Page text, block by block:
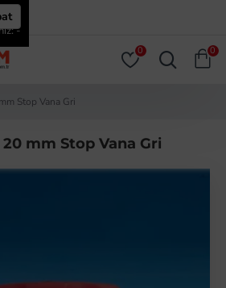
0 0
-
Stop Vana Gri
20 mm Stop Vana Gri